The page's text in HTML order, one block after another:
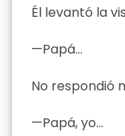
Él levantó la
—Papá…
No respondió
—Papá, yo…